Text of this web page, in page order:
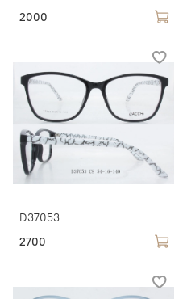
2000
D37053
2700